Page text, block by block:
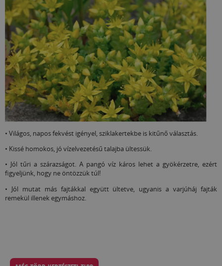
• Világos, napos fekvést igényel, sziklakertekbe is kitűnő választás.
• Kissé homokos, jó vízelvezetésű talajba ültessük.
• Jól tűri a szárazságot. A pangó víz káros lehet a gyökérzetre, ezért
figyeljünk, hogy ne öntözzük túl!
• Jól mutat más fajtákkal együtt ültetve, ugyanis a varjúháj fajták
remekül illenek egymáshoz.